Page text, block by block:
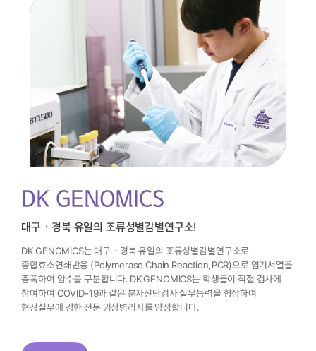
DK GENOMICS
대구ㆍ경북 유일의 조류성별감별연구소!
DK GENOMICS는 대구ㆍ경북 유일의 조류성별감별연구소로
중합효소연쇄반응 (Polymerase Chain Reaction,PCR)으로 염기서열을
증폭하여 암수를 구분합니다. DK GENOMICS는 학생들이 직접 검사에
참여하여 COVID-19과 같은 분자진단검사실무능력을 향상하여
현장실무에 강한 전문 임상병리사를 양성합니다.